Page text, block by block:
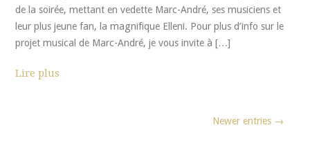
de la soirée, mettant en vedette Marc-André, ses musiciens et
leur plus jeune fan, la magnifique Elleni. Pour plus d’info sur le
projet musical de Marc-André, je vous invite à […]
Lire plus
Newer entries →